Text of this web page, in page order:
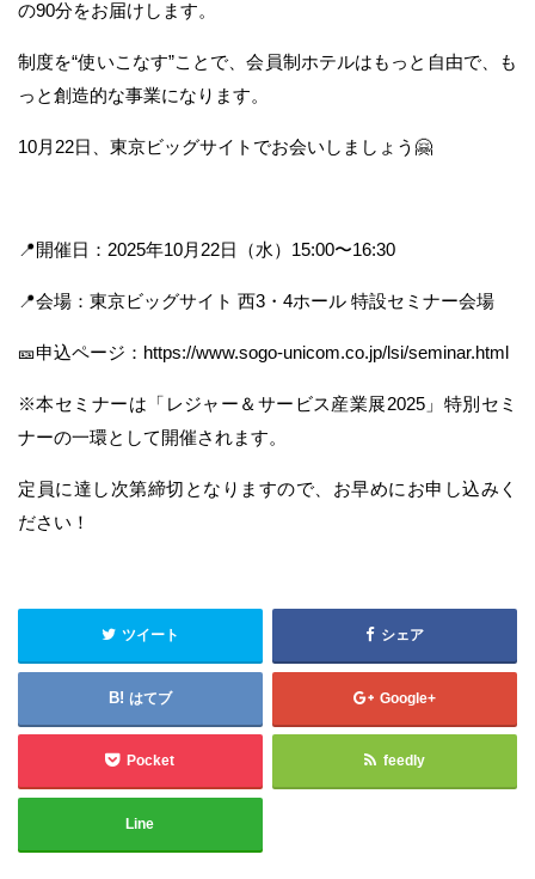
の90分をお届けします。
制度を“使いこなす”ことで、会員制ホテルはもっと自由で、も
っと創造的な事業になります。
10月22日、東京ビッグサイトでお会いしましょう🤗
📍開催日：2025年10月22日（水）15:00〜16:30
📍会場：東京ビッグサイト 西3・4ホール 特設セミナー会場
🎫申込ページ：https://www.sogo-unicom.co.jp/lsi/seminar.html
※本セミナーは「レジャー＆サービス産業展2025」特別セミ
ナーの一環として開催されます。
定員に達し次第締切となりますので、お早めにお申し込みく
ださい！
ツイート シェア
はてブ Google+
Pocket feedly
Line